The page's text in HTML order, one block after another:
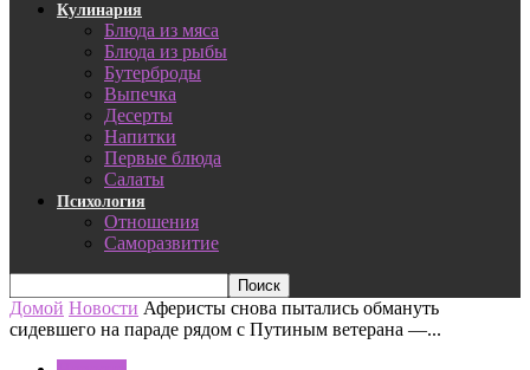
Кулинария
Блюда из мяса
Блюда из рыбы
Бутерброды
Выпечка
Десерты
Напитки
Первые блюда
Салаты
Психология
Отношения
Саморазвитие
Домой Новости Аферисты снова пытались обмануть
сидевшего на параде рядом с Путиным ветерана —...